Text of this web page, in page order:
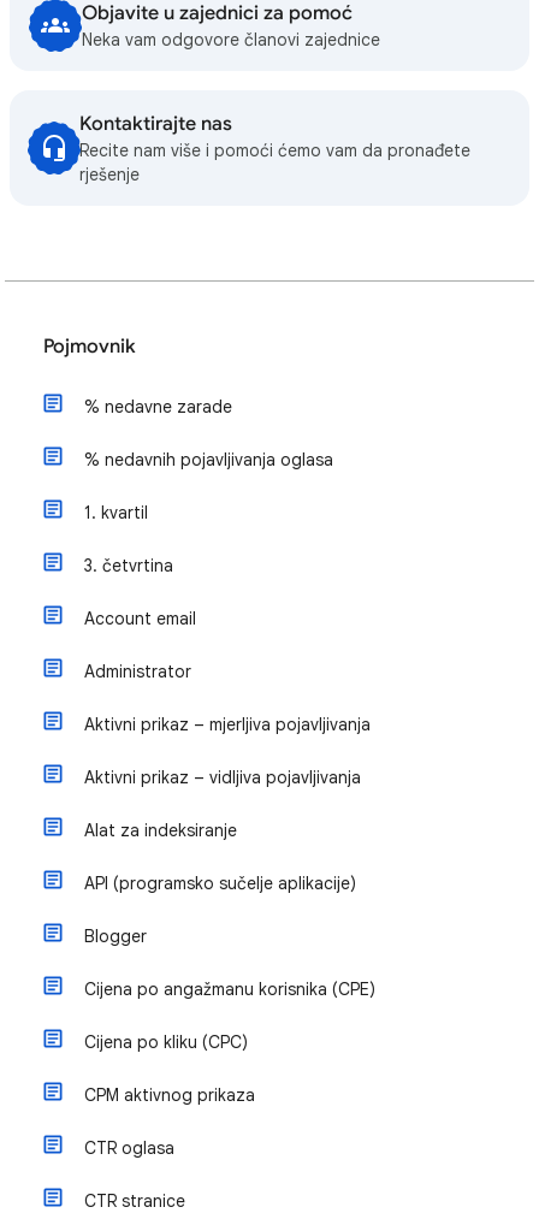
Objavite u zajednici za pomoć
Neka vam odgovore članovi zajednice
Kontaktirajte nas
Recite nam više i pomoći ćemo vam da pronađete
rješenje
Pojmovnik
% nedavne zarade
% nedavnih pojavljivanja oglasa
1. kvartil
3. četvrtina
Account email
Administrator
Aktivni prikaz – mjerljiva pojavljivanja
Aktivni prikaz – vidljiva pojavljivanja
Alat za indeksiranje
API (programsko sučelje aplikacije)
Blogger
Cijena po angažmanu korisnika (CPE)
Cijena po kliku (CPC)
CPM aktivnog prikaza
CTR oglasa
CTR stranice